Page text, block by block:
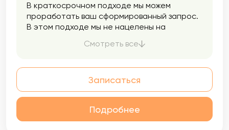
В краткосрочном подходе мы можем
проработать ваш сформированный запрос.
В этом подходе мы не нацелены на
будущем, опираясь на ваши ресурсы и
есть у каждого человека. В этом подходе я
применяю метод ОРКТ (ориентированная
на решение краткосрочная терапия). Это
эффективность при работе с любым
запросом.
Смотреть все
Записаться
Подробнее